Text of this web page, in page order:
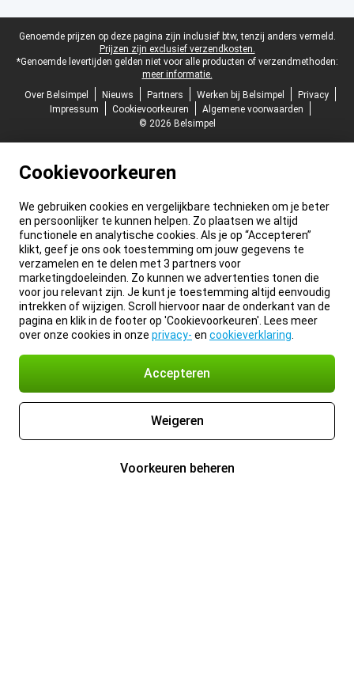
Juridische voettekst
Genoemde prijzen op deze pagina zijn inclusief btw, tenzij anders vermeld.
Prijzen zijn exclusief verzendkosten.
*Genoemde levertijden gelden niet voor alle producten of verzendmethoden:
meer informatie.
Over Belsimpel
Nieuws Partners Werken bij Belsimpel
Privacy
Impressum
Cookievoorkeuren
Algemene voorwaarden
© 2026 Belsimpel
Cookievoorkeuren
We gebruiken cookies en vergelijkbare technieken om je beter
en persoonlijker te kunnen helpen. Zo plaatsen we altijd
functionele en analytische cookies. Als je op “Accepteren”
klikt, geef je ons ook toestemming om jouw gegevens te
verzamelen en te delen met 3 partners voor
marketingdoeleinden. Zo kunnen we advertenties tonen die
voor jou relevant zijn. Je kunt je toestemming altijd eenvoudig
intrekken of wijzigen. Scroll hiervoor naar de onderkant van de
pagina en klik in de footer op 'Cookievoorkeuren'. Lees meer
over onze cookies in onze privacy- en cookieverklaring
Accepteren
Weigeren
Voorkeuren beheren